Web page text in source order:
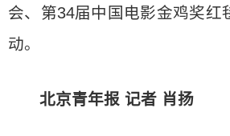
会、第34届中国电影金鸡奖红
动。
北京青年报 记者 肖扬